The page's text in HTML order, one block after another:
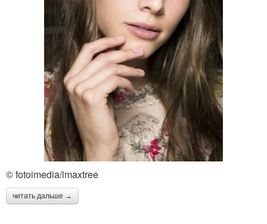
© fotoimedia/imaxtree
читать дальше →